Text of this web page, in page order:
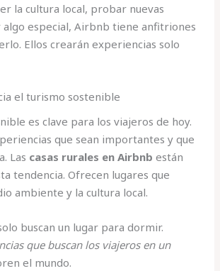
la cultura local, probar nuevas
algo especial, Airbnb tiene anfitriones
Ellos crearán experiencias solo
el turismo sostenible
es clave para los viajeros de hoy.
que sean importantes y que
Las casas rurales en Airbnb están
tendencia. Ofrecen lugares que
ambiente y la cultura local.
buscan un lugar para dormir.
que buscan los viajeros en un
el mundo.